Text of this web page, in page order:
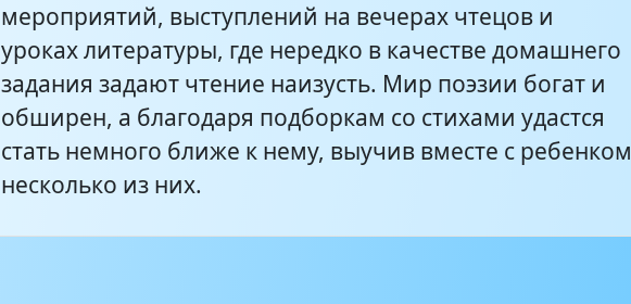
мероприятий, выступлений на вечерах чтецов и
уроках литературы, где нередко в качестве домашнего
задания задают чтение наизусть. Мир поэзии богат и
обширен, а благодаря подборкам со стихами удастся
стать немного ближе к нему, выучив вместе с ребенком
несколько из них.